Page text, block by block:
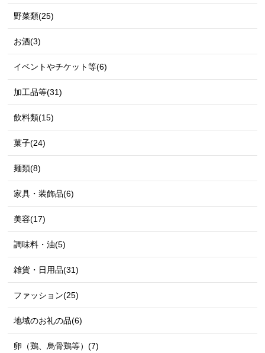
野菜類(25)
お酒(3)
イベントやチケット等(6)
加工品等(31)
飲料類(15)
菓子(24)
麺類(8)
家具・装飾品(6)
美容(17)
調味料・油(5)
雑貨・日用品(31)
ファッション(25)
地域のお礼の品(6)
卵（鶏、烏骨鶏等）(7)